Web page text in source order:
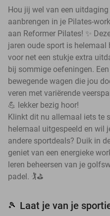
Hou jij wel van een
aanbrengen in je Pilates-
aan Reformer Pilates! ✨
jaren oude sport is
voor net een stukje extra
bij sommige oefeningen.
bewegende wagen die jou
veren met variërende
💪 lekker bezig hoor!
Klinkt dit nu allemaal iets te
helemaal uitgespeeld en wil
andere sportdeals? Duik in
geniet van een energieke
leren beheersen van je
padel. 🏌️⛳
🎾 Laat je van je